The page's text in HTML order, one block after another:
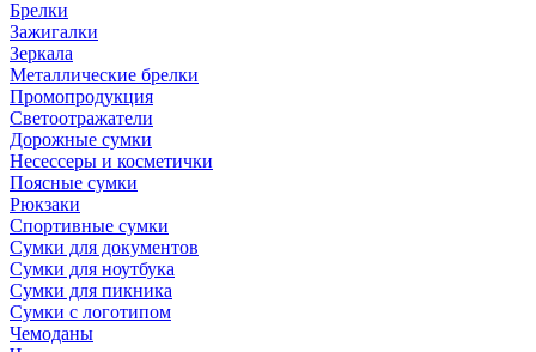
Брелки
Зажигалки
Зеркала
Металлические брелки
Промопродукция
Светоотражатели
Дорожные сумки
Несессеры и косметички
Поясные сумки
Рюкзаки
Спортивные сумки
Сумки для документов
Сумки для ноутбука
Сумки для пикника
Сумки с логотипом
Чемоданы